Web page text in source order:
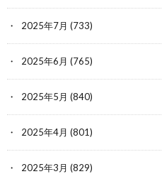
2025年7月 (733)
2025年6月 (765)
2025年5月 (840)
2025年4月 (801)
2025年3月 (829)